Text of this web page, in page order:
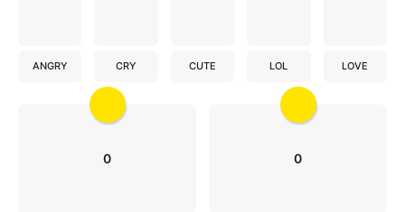
ANGRY CRY CUTE LOL LOVE
0 0